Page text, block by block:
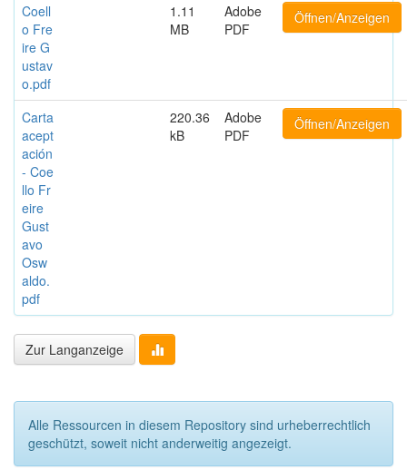
Coell
o Fre
ire G
ustav
o.pdf
1.11
MB
Adobe
PDF
Öffnen/Anzeigen
Carta
acept
ación
- Coe
llo Fr
eire
Gust
avo
Osw
aldo.
pdf
220.36
kB
Adobe
PDF
Öffnen/Anzeigen
Zur Langanzeige
Alle Ressourcen in diesem Repository sind urheberrechtlich
geschützt, soweit nicht anderweitig angezeigt.